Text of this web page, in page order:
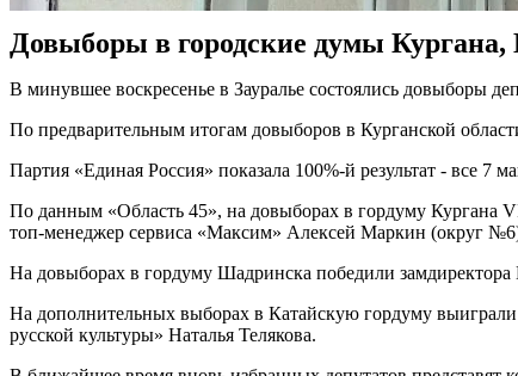
Довыборы в городские думы
В минувшее воскресенье в Зауралье состоялись довыборы
По предварительным итогам довыборов в Курганской
Партия «Единая Россия» показала 100%-й результат - все
По данным «Область 45», на довыборах в гордуму Кургана
топ-менеджер сервиса «Максим» Алексей Маркин (округ
На довыборах в гордуму Шадринска победили
На дополнительных выборах в Катайскую гордуму
русской культуры» Наталья Телякова.